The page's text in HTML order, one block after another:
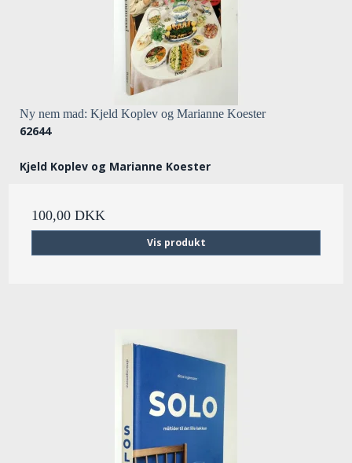
Ny nem mad: Kjeld Koplev og Marianne Koester
62644
Kjeld Koplev og Marianne Koester
100,00 DKK
Vis produkt